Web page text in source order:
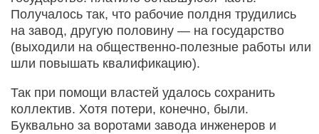
Получалось так, что рабочие полдня трудились
на завод, другую половину — на государство
(выходили на общественно-полезные работы или
шли повышать квалификацию).
Так при помощи властей удалось сохранить
коллектив. Хотя потери, конечно, были.
Буквально за воротами завода инженеров и